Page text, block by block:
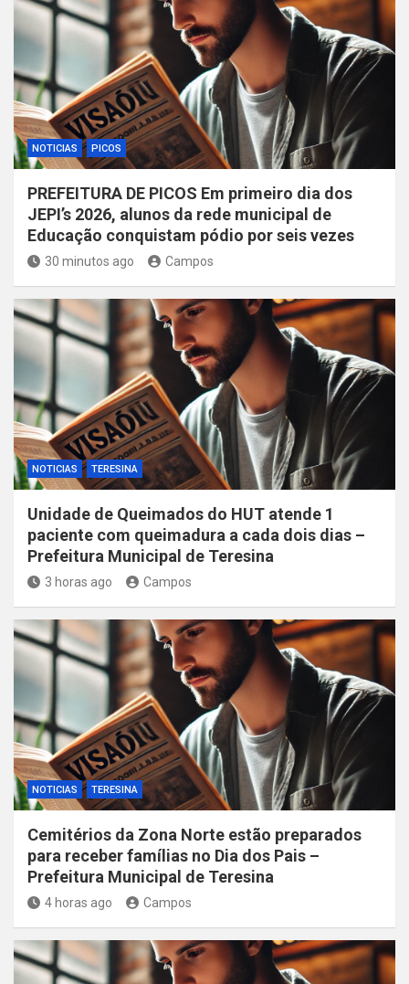
NOTICIAS PICOS
PREFEITURA DE PICOS Em primeiro dia dos
JEPI’s 2026, alunos da rede municipal de
Educação conquistam pódio por seis vezes
30 minutos ago Campos
NOTICIAS TERESINA
Unidade de Queimados do HUT atende 1
paciente com queimadura a cada dois dias –
Prefeitura Municipal de Teresina
3 horas ago Campos
NOTICIAS TERESINA
Cemitérios da Zona Norte estão preparados
para receber famílias no Dia dos Pais –
Prefeitura Municipal de Teresina
4 horas ago Campos